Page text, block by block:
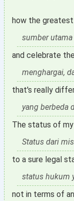
how the
sumber
and celebrate
menghargai,
that's really
yang berbeda
The status of
Status dari
to a sure legal
status hukum
not in terms of